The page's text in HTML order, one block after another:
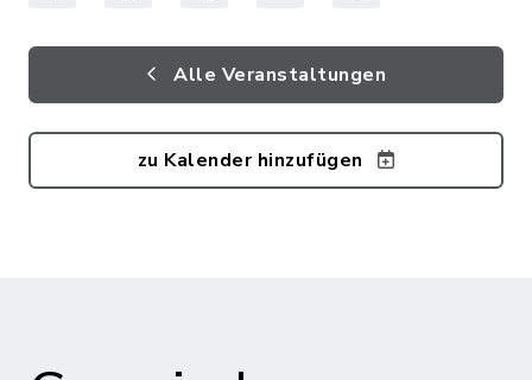
Alle Veranstaltungen
zu Kalender hinzufügen